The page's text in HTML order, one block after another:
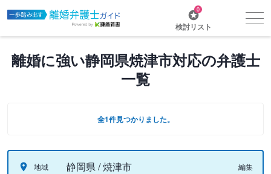
0
検討リスト
離婚に強い静岡県焼津市対応の弁護士
一覧
全1件見つかりました。
地域 静岡県 / 焼津市 編集